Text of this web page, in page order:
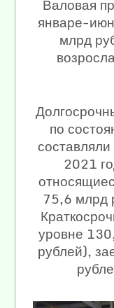
Валовая
январе-
млрд
по
2021
75,6 млрд
уровне
рублей),